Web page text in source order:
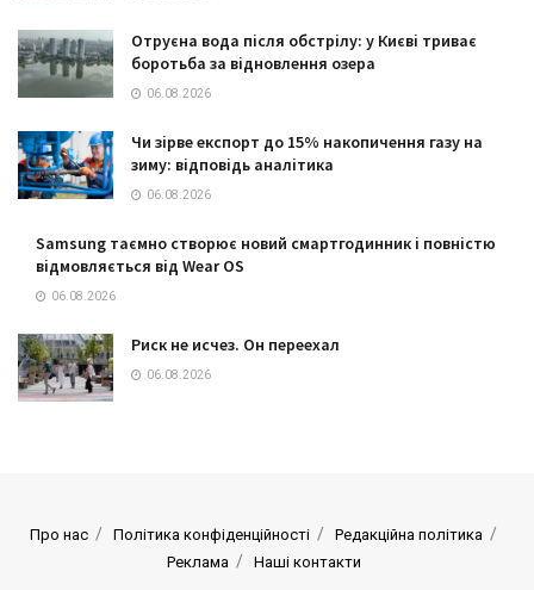
Отруєна вода після обстрілу: у Києві триває
боротьба за відновлення озера
06.08.2026
Чи зірве експорт до 15% накопичення газу на
зиму: відповідь аналітика
06.08.2026
Samsung таємно створює новий смартгодинник і повністю
відмовляється від Wear OS
06.08.2026
Риск не исчез. Он переехал
06.08.2026
Про нас Політика конфіденційності
Редакційна політика
Реклама
Наші контакти